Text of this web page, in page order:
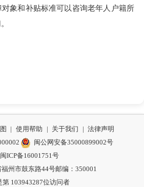
象和补贴标准可以咨询老年人户籍所
| 使用帮助 | 关于我们 | 法律声明
闽公网安备35000899002号
闽ICP备16001751号
州市鼓东路44号邮编：350001
第 103943287位访问者